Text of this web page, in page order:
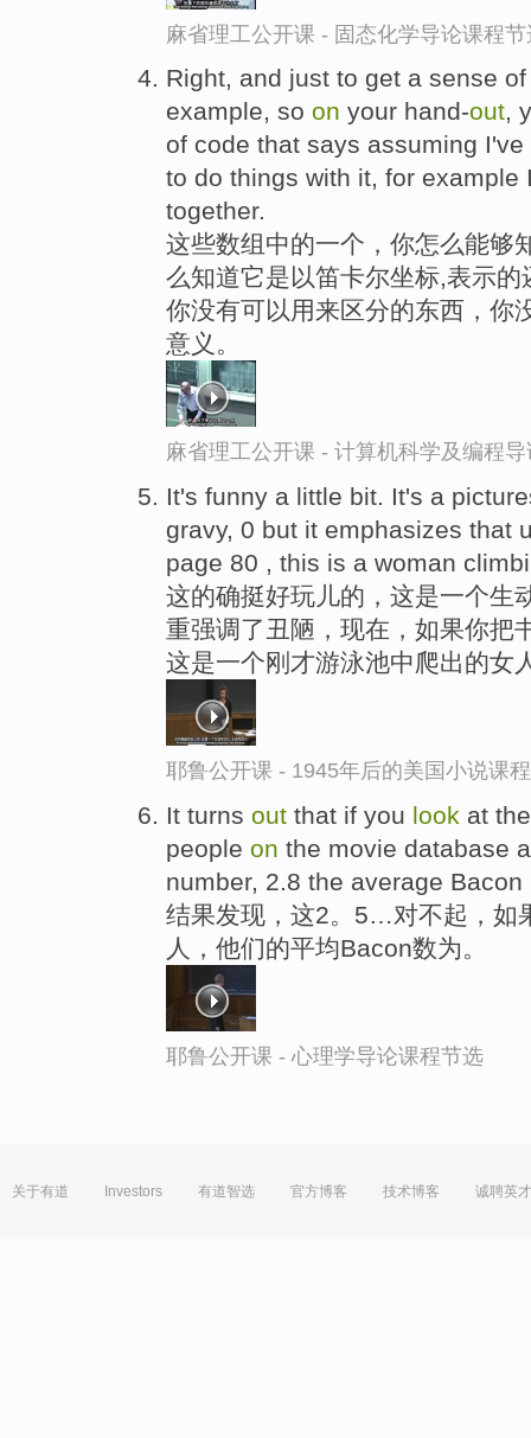
麻省理工公开课 - 固态化学导论课程节
Right, and just to get a sense
example, so on your hand-out,
of code that says assuming
to do things with it, for example
together.
这些数组中的一个，你怎么能够
么知道它是以笛卡尔坐标,表示
你没有可以用来区分的东西，你
意义。
麻省理工公开课 - 计算机科学及编程
It's funny a little bit. It's a
gravy, 0 but it emphasizes that
page 80 , this is a woman
这的确挺好玩儿的，这是一个生
重强调了丑陋，现在，如果你把
这是一个刚才游泳池中爬出的女
耶鲁公开课 - 1945年后的美国小说课
It turns out that if you look at
people on the movie database
number, 2.8 the average
结果发现，这2。5…对不起，如
人，他们的平均Bacon数为。
耶鲁公开课 - 心理学导论课程节选
关于有道 Investors 有道智选 官方博客 技术博客 诚聘英才